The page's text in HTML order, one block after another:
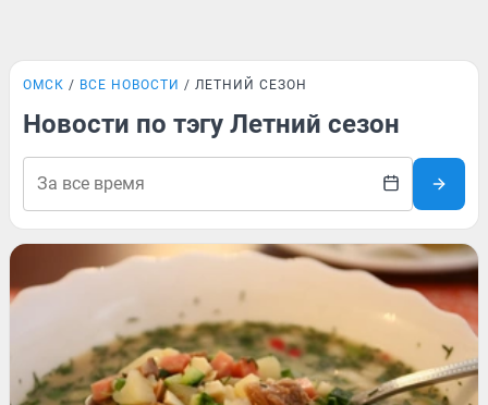
ОМСК ВСЕ НОВОСТИ ЛЕТНИЙ СЕЗОН
Новости по тэгу Летний сезон